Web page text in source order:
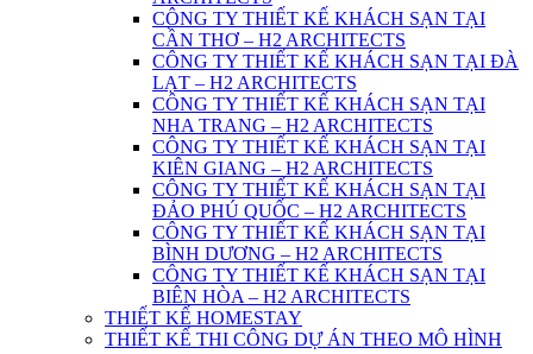
CÔNG TY THIẾT KẾ KHÁCH SẠN TẠI
CẦN THƠ – H2 ARCHITECTS
CÔNG TY THIẾT KẾ KHÁCH SẠN TẠI ĐÀ
LẠT – H2 ARCHITECTS
CÔNG TY THIẾT KẾ KHÁCH SẠN TẠI
NHA TRANG – H2 ARCHITECTS
CÔNG TY THIẾT KẾ KHÁCH SẠN TẠI
KIÊN GIANG – H2 ARCHITECTS
CÔNG TY THIẾT KẾ KHÁCH SẠN TẠI
ĐẢO PHÚ QUỐC – H2 ARCHITECTS
CÔNG TY THIẾT KẾ KHÁCH SẠN TẠI
BÌNH DƯƠNG – H2 ARCHITECTS
CÔNG TY THIẾT KẾ KHÁCH SẠN TẠI
BIÊN HÒA – H2 ARCHITECTS
THIẾT KẾ HOMESTAY
THIẾT KẾ THI CÔNG DỰ ÁN THEO MÔ HÌNH